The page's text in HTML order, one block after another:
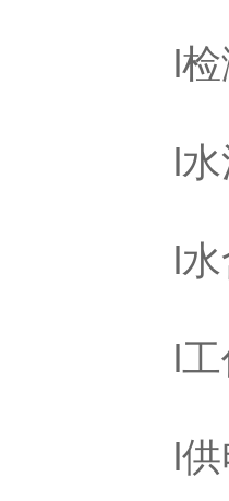
l检
l水活
l水含
l工
l供电